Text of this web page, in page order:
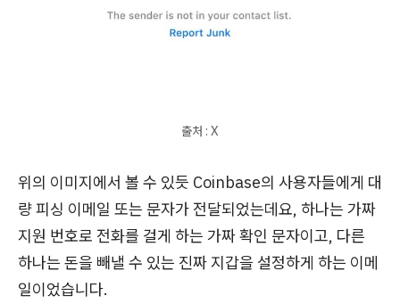
출처 : X
위의 이미지에서 볼 수 있듯 Coinbase의 사용자들에게 대
량 피싱 이메일 또는 문자가 전달되었는데요, 하나는 가짜
지원 번호로 전화를 걸게 하는 가짜 확인 문자이고, 다른
하나는 돈을 빼낼 수 있는 진짜 지갑을 설정하게 하는 이메
일이었습니다.